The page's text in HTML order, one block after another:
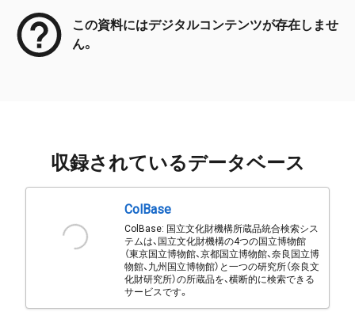
この資料にはデジタルコンテンツが存在しませ
ん。
収録されているデータベース
ColBase
ColBase: 国立文化財機構所蔵品統合検索シス
テムは、国立文化財機構の4つの国立博物館
（東京国立博物館、京都国立博物館、奈良国立博
物館、九州国立博物館）と一つの研究所（奈良文
化財研究所）の所蔵品を、横断的に検索できる
サービスです。